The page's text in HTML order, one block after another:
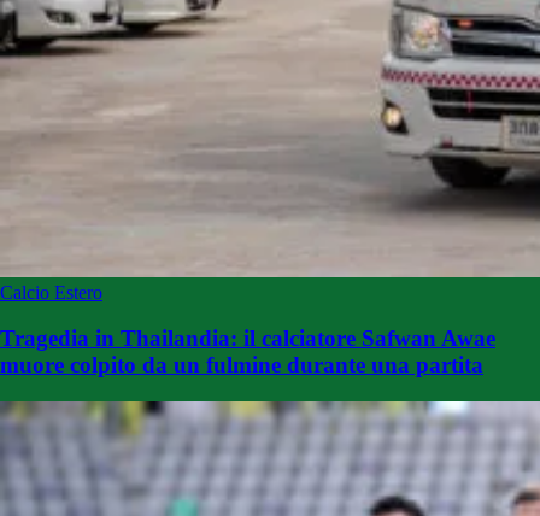
Calcio Estero
Tragedia in Thailandia: il calciatore Safwan Awae
muore colpito da un fulmine durante una partita